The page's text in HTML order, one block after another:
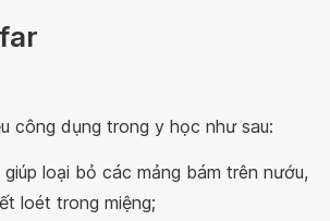
công dụng trong y học như sau:
loại bỏ các mảng bám trên nướu,
loét trong miệng;